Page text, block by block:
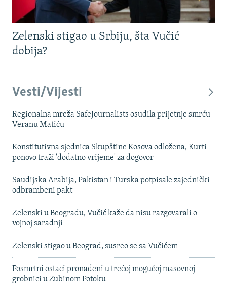
Zelenski stigao u Srbiju, šta Vučić
dobija?
Vesti/Vijesti
Regionalna mreža SafeJournalists osudila prijetnje smrću
Veranu Matiću
Konstitutivna sjednica Skupštine Kosova odložena, Kurti
ponovo traži 'dodatno vrijeme' za dogovor
Saudijska Arabija, Pakistan i Turska potpisale zajednički
odbrambeni pakt
Zelenski u Beogradu, Vučić kaže da nisu razgovarali o
vojnoj saradnji
Zelenski stigao u Beograd, susreo se sa Vučićem
Posmrtni ostaci pronađeni u trećoj mogućoj masovnoj
grobnici u Zubinom Potoku